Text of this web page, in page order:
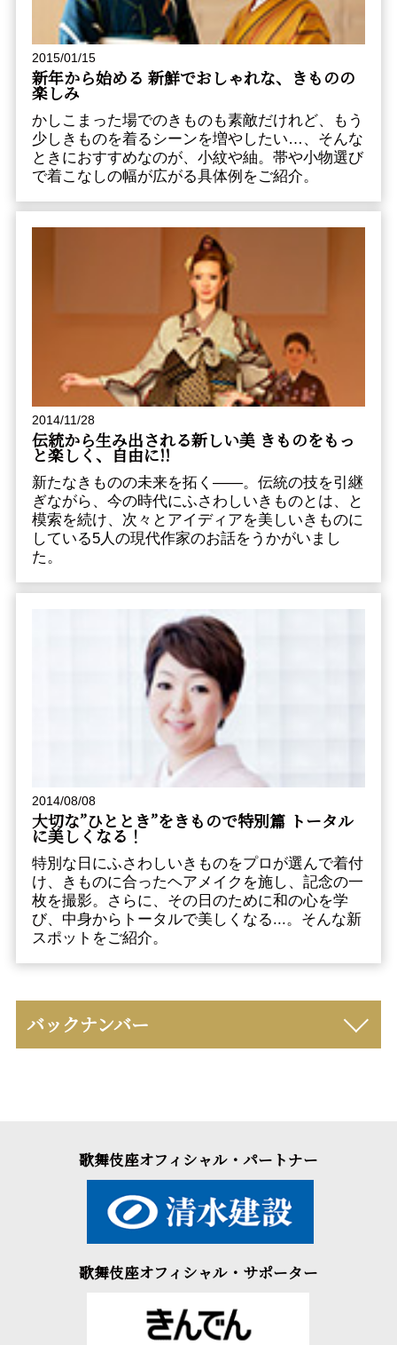
2015/01/15
新年から始める 新鮮でおしゃれな、きものの
楽しみ
かしこまった場でのきものも素敵だけれど、もう
少しきものを着るシーンを増やしたい…、そんな
ときにおすすめなのが、小紋や紬。帯や小物選び
で着こなしの幅が広がる具体例をご紹介。
2014/11/28
伝統から生み出される新しい美 きものをもっ
と楽しく、自由に!!
新たなきものの未来を拓く――。伝統の技を引継
ぎながら、今の時代にふさわしいきものとは、と
模索を続け、次々とアイディアを美しいきものに
している5人の現代作家のお話をうかがいまし
た。
2014/08/08
大切な”ひととき”をきもので――特別篇 トータル
に美しくなる！
特別な日にふさわしいきものをプロが選んで着付
け、きものに合ったヘアメイクを施し、記念の一
枚を撮影。さらに、その日のために和の心を学
び、中身からトータルで美しくなる...。そんな新
スポットをご紹介。
バックナンバー
歌舞伎座オフィシャル・パートナー
歌舞伎座オフィシャル・サポーター